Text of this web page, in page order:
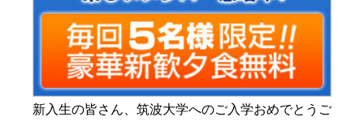
新入生の皆さん、筑波大学へのご入学おめでとうご